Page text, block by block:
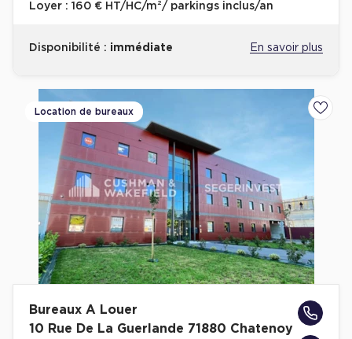
Loyer : 160 € HT/HC/m²/ parkings inclus/an
Disponibilité : immédiate En savoir plus
Location de bureaux
Bureaux A Louer
10 Rue De La Guerlande 71880 Chatenoy